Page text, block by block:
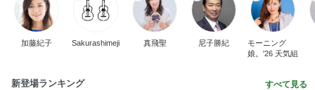
加藤紀子 Sakurashimeji 真飛聖 尼子勝紀
モーニング
娘。'26 天気組
新登場ランキング すべて見る